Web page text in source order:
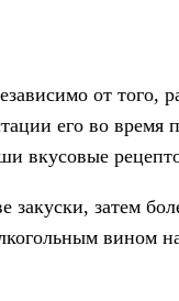
от того,
его во
вкусовые
закуски, затем
вином